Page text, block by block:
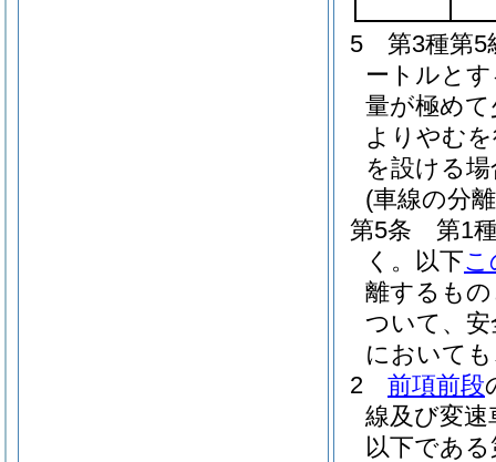
5
第3種第5
ートルと
量が極め
よりやむ
を設ける
(車線の分
第5条
第1
く。以下こ
離するも
ついて、
において
2
前項前段
線及び変
以下であ